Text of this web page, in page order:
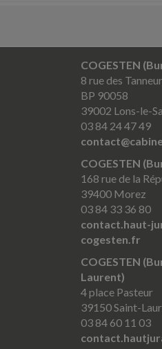
COGESTEN
8 rue des
BP 90058
39002 Lons-le-
03 84 24 47 49
COGESTEN
168 rue de la
39400 Morez
03 84 33 36 80
contact.haut-
cogesten.fr
COGESTEN
Laurent)
4 place Pasteur
39150 Saint-
03 84 60 11 03